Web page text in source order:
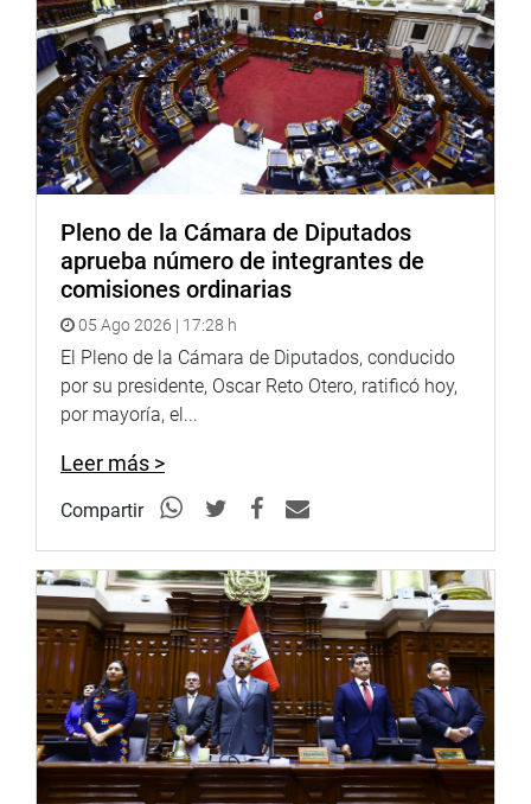
costo al Erario Nacional, por tratarse de una ley
declarativa, por el contrario aporta la historia al
pensamiento nacional.
PRENSA-CONGRESO (Jarvi)
y redes sociales.
http://www.congreso.gob.pe/
Facebook: https://www.facebook.com/congresoperu
Twitter: https://twitter.com/congresoperu
Soundcloud:https://soundcloud.com/radiocongreso
Pleno de la Cámara de Diputados
aprueba número de integrantes de
comisiones ordinarias
05 Ago 2026 | 17:28 h
El Pleno de la Cámara de Diputados, conducido
por su presidente, Oscar Reto Otero, ratificó hoy,
por mayoría, el...
Leer más >
Compartir